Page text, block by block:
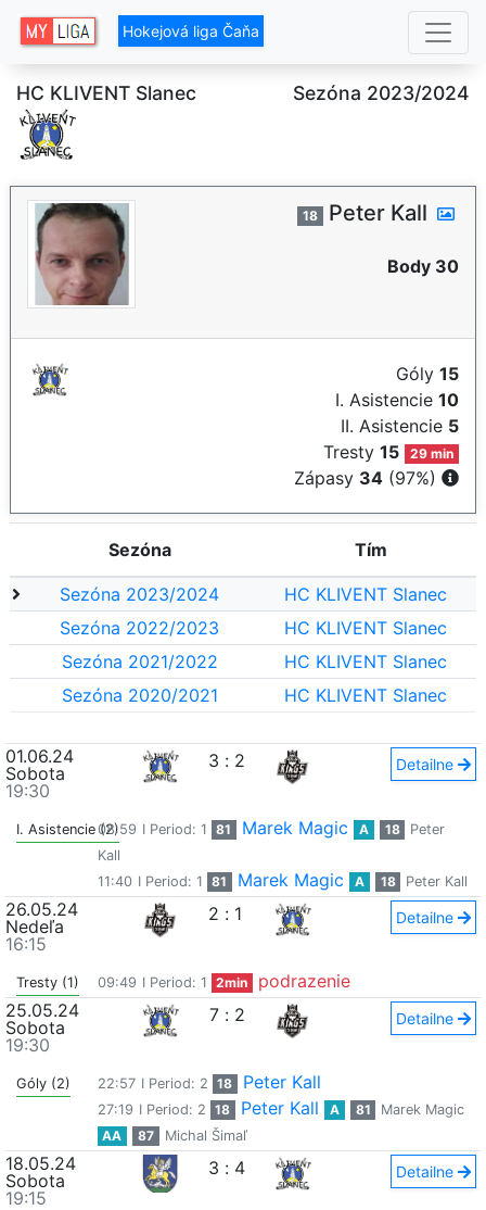
Hokejová liga Čaňa
HC KLIVENT Slanec Sezóna 2023/2024
18 Peter Kall
Body 30
Góly 15
I. Asistencie 10
II. Asistencie 5
Tresty15 29 min
Zápasy 34 (97%)
Sezóna Tím
Sezóna 2023/2024
HC KLIVENT Slanec
Sezóna 2022/2023
HC KLIVENT Slanec
Sezóna 2021/2022
HC KLIVENT Slanec
Sezóna 2020/2021
HC KLIVENT Slanec
01.06.24
Sobota
19:30
3 : 2 Detailne
I. Asistencie (2)08:59 I Period: 1 81 Marek Magic A 18
Peter
Kall
11:40 I Period: 1 81 Marek Magic A 18 Peter Kall
26.05.24
Nedeľa
16:15
2 : 1 Detailne
Tresty (1) 09:49 I Period: 1 2min
podrazenie
25.05.24
Sobota
19:30
7 : 2 Detailne
Góly (2) 22:57 I Period: 2 18 Peter Kall
27:19 I Period: 2 18 Peter Kall A 81
Marek Magic
AA
87 Michal Šimaľ
18.05.24
Sobota
19:15
3 : 4 Detailne